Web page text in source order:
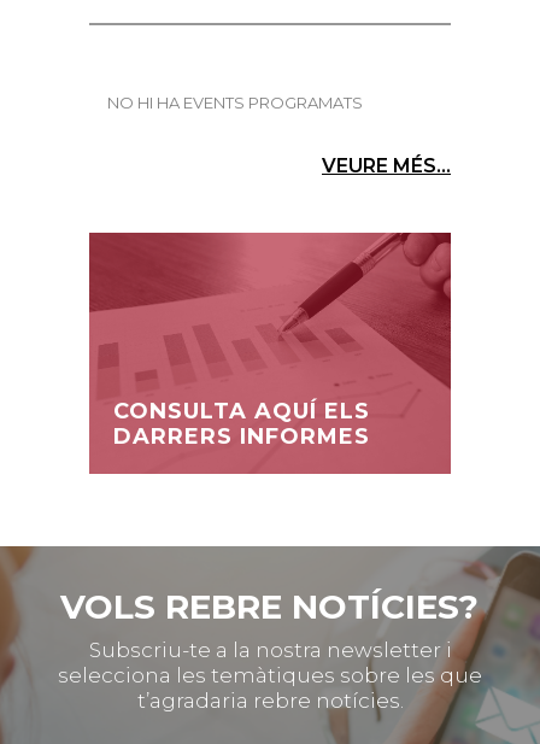
NO HI HA EVENTS PROGRAMATS
VEURE MÉS...
CONSULTA AQUÍ ELS
DARRERS INFORMES
VOLS REBRE NOTÍCIES?
Subscriu-te a la nostra newsletter i
selecciona les temàtiques sobre les que
t’agradaria rebre notícies.